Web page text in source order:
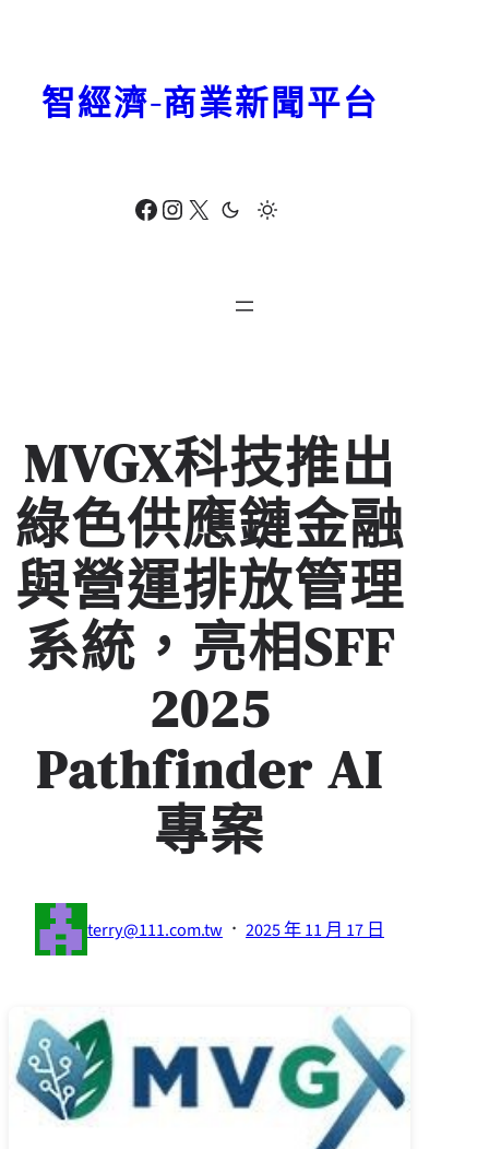
Facebook Instagram X
智經濟-商業新聞平台
MVGX科技推出
綠色供應鏈金融
與營運排放管理
系統，亮相SFF
2025
Pathfinder AI
專案
terry@111.com.tw · 2025 年 11 月 17 日